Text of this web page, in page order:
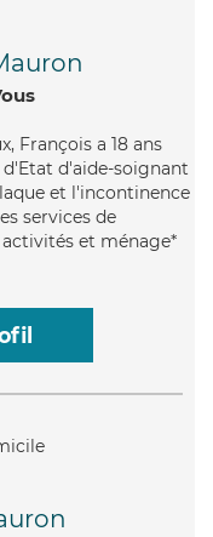
François a 18 ans
d'aide-soignant
et l'incontinence
services de
et ménage*